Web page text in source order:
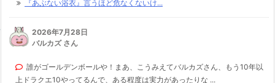
『あぶない浴衣』言うほど危なくないけ...
2026年7月28日
バルカズ さん
誰がゴールデンボールや！まあ、こうみえてバルカズさん、もう10年以
上ドラクエ10やってるんで、ある程度は実力があったりな ...